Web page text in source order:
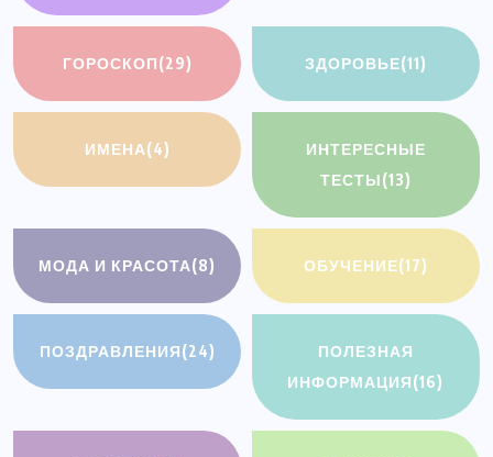
ГОРОСКОП(29) ЗДОРОВЬЕ(11)
ИМЕНА(4)
ИНТЕРЕСНЫЕ
ТЕСТЫ(13)
МОДА И КРАСОТА(8) ОБУЧЕНИЕ(17)
ПОЗДРАВЛЕНИЯ(24)
ПОЛЕЗНАЯ
ИНФОРМАЦИЯ(16)